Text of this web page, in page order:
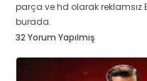
parça ve hd olarak reklamsız
burada.
32 Yorum Yapılmış